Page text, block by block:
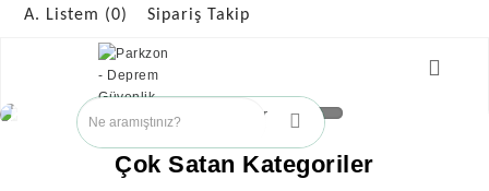
A. Listem (0) Sipariş Takip
Çok Satan Kategoriler